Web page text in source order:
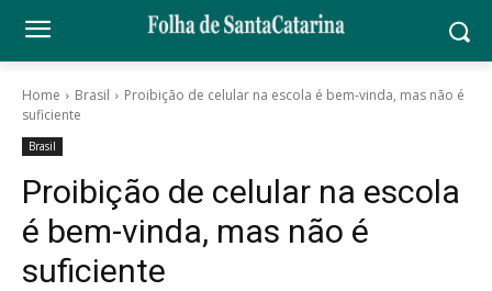
Home Brasil
Proibição de celular na escola é bem-vinda, mas não é
suficiente
Brasil
Proibição de celular na escola
é bem-vinda, mas não é
suficiente